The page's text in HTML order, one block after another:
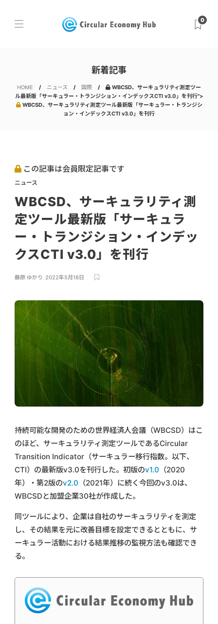
0
新着記事
HOME ニュース 国際
WBCSD、サーキュラリティ測定ツー
ル最新版「サーキュラー・トランジション・インデックスCTI v3.0」を刊行">
WBCSD、サーキュラリティ測定ツール最新版「サーキュラー・トランジシ
ョン・インデックスCTI v3.0」を刊行
この記事は会員限定記事です
ニュース
WBCSD、サーキュラリティ測
定ツール最新版「サーキュラ
ー・トランジション・インデッ
クスCTI v3.0」を刊行
藤原 ゆかり , 2022年5月18日
持続可能な開発のための世界経済人会議（WBCSD）はこ
のほど、サーキュラリティ測定ツールであるCircular
Transition Indicator（サーキュラー移行指数。以下、
CTI）の最新版v3.0を刊行した。初版のv1.0 （2020
年）・第2版のv2.0 （2021年）に続く今回のv3.0は、
WBCSDと加盟企業30社が作成した。
同ツールにより、企業は自社のサーキュラリティを測定
し、その結果を元に改善目標を設定できるとともに、サ
ーキュラー活動における結果推移の監視方法も確認でき
る。